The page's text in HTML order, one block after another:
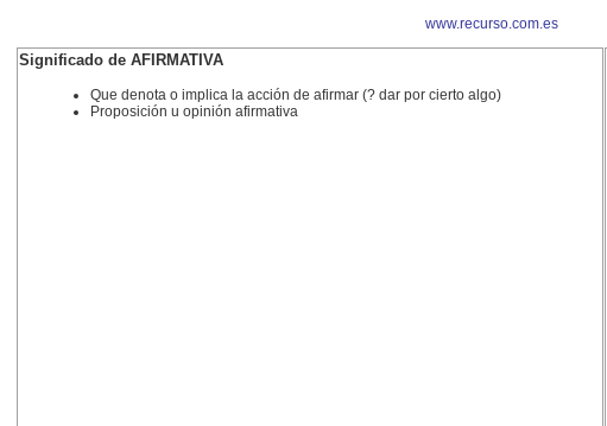
www.recurso.com.es
Significado de AFIRMATIVA
Que denota o implica la acción de afirmar (? dar por cierto algo)
Proposición u opinión afirmativa